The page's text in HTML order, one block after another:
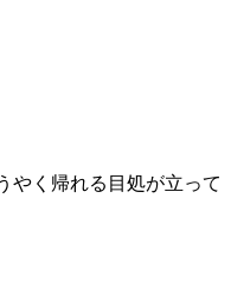
やく帰れる目処が立って